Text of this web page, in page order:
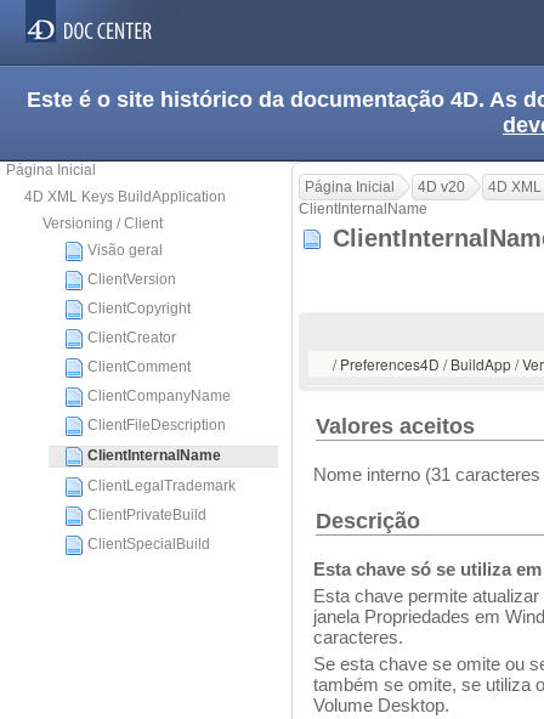
Este é o site histórico da documentação 4D. As
Página Inicial
4D XML Keys BuildApplication
Versioning / Client
Visão geral
ClientVersion
ClientCopyright
ClientCreator
ClientComment
ClientCompanyName
ClientFileDescription
ClientInternalName
ClientLegalTrademark
ClientPrivateBuild
ClientSpecialBuild
Página Inicial 4D v20
4D
ClientInternalName
/ Preferences4D / BuildApp /
Valores aceitos
Nome interno (31
Descrição
Esta chave só se utiliza
Esta chave permite
janela Propriedades em
caracteres.
Se esta chave se omite ou
também se omite, se utiliza
Volume Desktop.